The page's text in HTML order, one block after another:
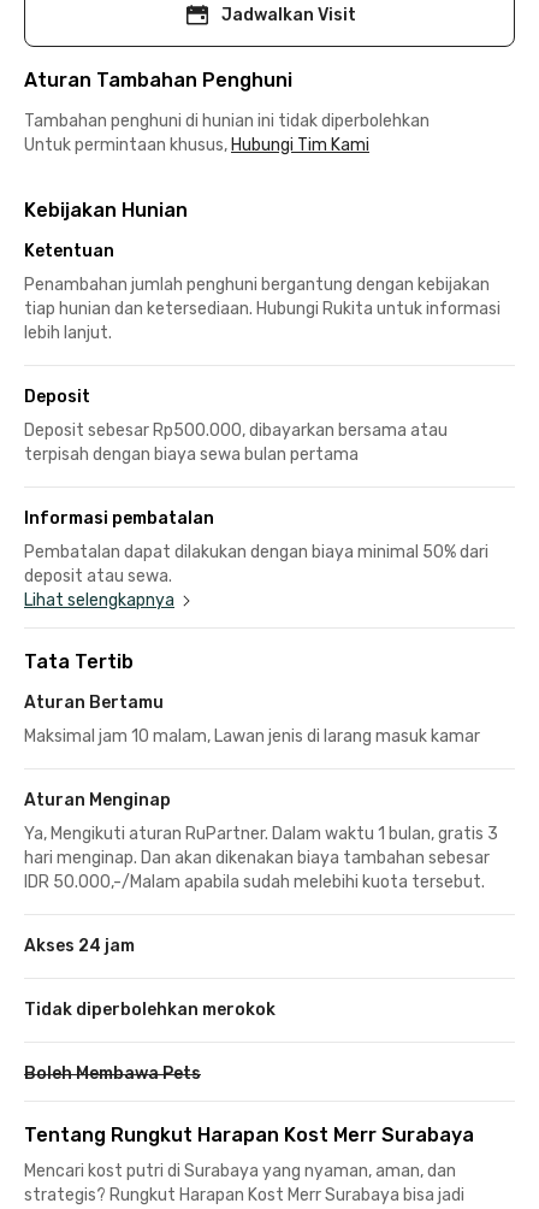
Jadwalkan Visit
Aturan Tambahan Penghuni
Tambahan penghuni di hunian ini tidak diperbolehkan
Untuk permintaan khusus, Hubungi Tim Kami
Kebijakan Hunian
Ketentuan
Penambahan jumlah penghuni bergantung dengan kebijakan
tiap hunian dan ketersediaan. Hubungi Rukita untuk informasi
lebih lanjut.
Deposit
Deposit sebesar Rp500.000, dibayarkan bersama atau
terpisah dengan biaya sewa bulan pertama
Informasi pembatalan
Pembatalan dapat dilakukan dengan biaya minimal 50% dari
deposit atau sewa.
Lihat selengkapnya
Tata Tertib
Aturan Bertamu
Maksimal jam 10 malam, Lawan jenis di larang masuk kamar
Aturan Menginap
Ya, Mengikuti aturan RuPartner. Dalam waktu 1 bulan, gratis 3
hari menginap. Dan akan dikenakan biaya tambahan sebesar
IDR 50.000,-/Malam apabila sudah melebihi kuota tersebut.
Akses 24 jam
Tidak diperbolehkan merokok
Boleh Membawa Pets
Tentang Rungkut Harapan Kost Merr Surabaya
Mencari kost putri di Surabaya yang nyaman, aman, dan
strategis? Rungkut Harapan Kost Merr Surabaya bisa jadi